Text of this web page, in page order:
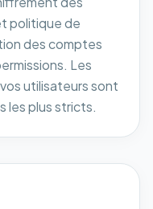
politique de
des comptes
Les
utilisateurs sont
les plus stricts.